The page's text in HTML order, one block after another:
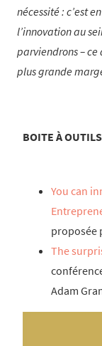
nécessité : c’est
l’innovation au
parviendrons – ce
plus grande
BOITE À
You can
proposée
The
Adam